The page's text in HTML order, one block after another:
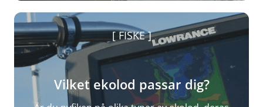
FISKE
Vilket ekolod passar dig?